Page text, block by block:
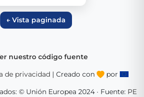
← Vista paginada
nuestro código fuente
de privacidad | Creado con
por
© Unión Europea 2024 · Fuente: PE